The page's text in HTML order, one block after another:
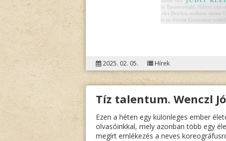
2025. 02. 05. Hírek
Tíz talentum. Wenczl
Ezen a héten egy különleges ember
olvasóinkkal, mely azonban több egy
megírt emlékezés a neves